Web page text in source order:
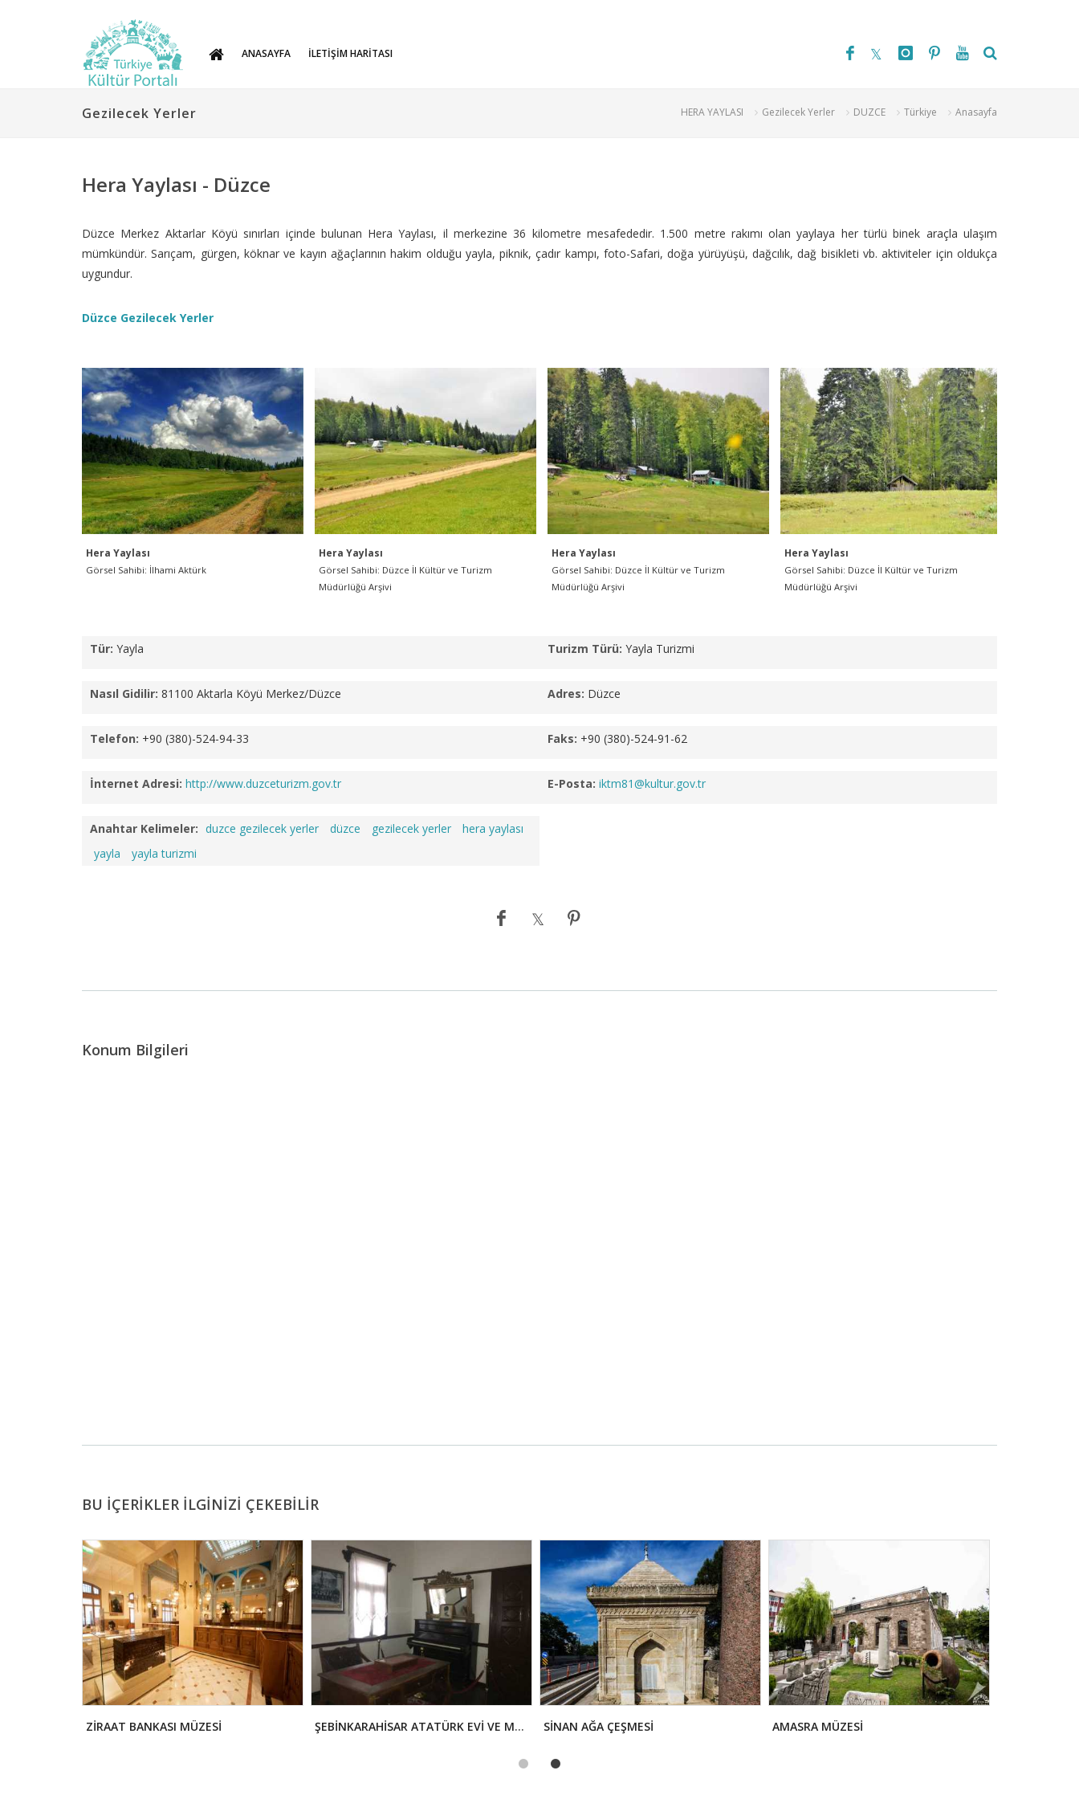
ANASAYFA İLETİŞİM HARİTASI
HERA YAYLASI Gezilecek Yerler DUZCE Türkiye Anasayfa
Gezilecek Yerler
Hera Yaylası - Düzce
Düzce Merkez Aktarlar Köyü sınırları içinde bulunan Hera Yaylası, il merkezine 36 kilometre mesafededir. 1.500 metre rakımı olan yaylaya her türlü binek araçla ulaşım
mümkündür. Sarıçam, gürgen, köknar ve kayın ağaçlarının hakim olduğu yayla, piknik, çadır kampı, foto-Safari, doğa yürüyüşü, dağcılık, dağ bisikleti vb. aktiviteler için oldukça
uygundur.
Düzce Gezilecek Yerler
Hera Yaylası
Görsel Sahibi: İlhami Aktürk
Hera Yaylası
Görsel Sahibi: Düzce İl Kültür ve Turizm
Müdürlüğü Arşivi
Hera Yaylası
Görsel Sahibi: Düzce İl Kültür ve Turizm
Müdürlüğü Arşivi
Hera Yaylası
Görsel Sahibi: Düzce İl Kültür ve Turizm
Müdürlüğü Arşivi
Tür: Yayla Turizm Türü: Yayla Turizmi
Nasıl Gidilir: 81100 Aktarla Köyü Merkez/Düzce Adres: Düzce
Telefon: +90 (380)-524-94-33 Faks: +90 (380)-524-91-62
İnternet Adresi: http://www.duzceturizm.gov.tr E-Posta: iktm81@kultur.gov.tr
Anahtar Kelimeler: duzce gezilecek yerler düzce gezilecek yerler
hera yaylası
yayla
yayla turizmi
Konum Bilgileri
BU İÇERİKLER İLGİNİZİ ÇEKEBİLİR
ZİRAAT BANKASI MÜZESİ ŞEBİNKARAHİSAR ATATÜRK EVİ VE MÜZESİ SİNAN AĞA ÇEŞMESİ AMASRA MÜZESİ